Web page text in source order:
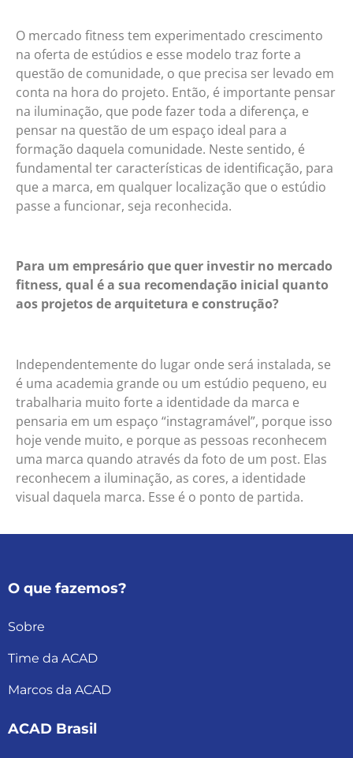
O mercado fitness tem experimentado crescimento
na oferta de estúdios e esse modelo traz forte a
questão de comunidade, o que precisa ser levado em
conta na hora do projeto. Então, é importante pensar
na iluminação, que pode fazer toda a diferença, e
pensar na questão de um espaço ideal para a
formação daquela comunidade. Neste sentido, é
fundamental ter características de identificação, para
que a marca, em qualquer localização que o estúdio
passe a funcionar, seja reconhecida.
Para um empresário que quer investir no mercado
fitness, qual é a sua recomendação inicial quanto
aos projetos de arquitetura e construção?
Independentemente do lugar onde será instalada, se
é uma academia grande ou um estúdio pequeno, eu
trabalharia muito forte a identidade da marca e
pensaria em um espaço “instagramável”, porque isso
hoje vende muito, e porque as pessoas reconhecem
uma marca quando através da foto de um post. Elas
reconhecem a iluminação, as cores, a identidade
visual daquela marca. Esse é o ponto de partida.
O que fazemos?
Sobre
Time da ACAD
Marcos da ACAD
ACAD Brasil